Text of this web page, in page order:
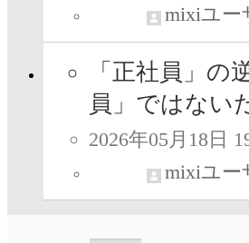
mixiユー
「正社員」の
員」ではない
2026年05月18日
mixiユー